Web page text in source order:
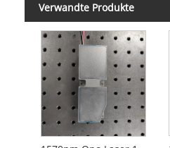
Verwandte Produkte